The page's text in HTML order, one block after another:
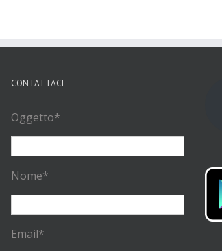
CONTATTACI
Oggetto*
Nome*
Email*